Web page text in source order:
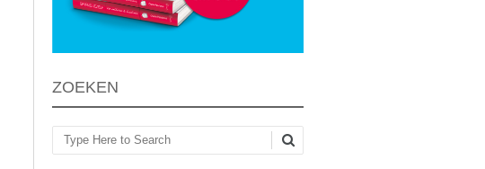
ZOEKEN
Zoeken